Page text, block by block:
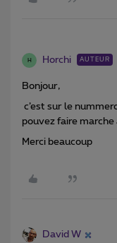
H Horchi AUTEUR
Bonjour,
c’est sur le
pouvez faire
Merci beaucoup
David W